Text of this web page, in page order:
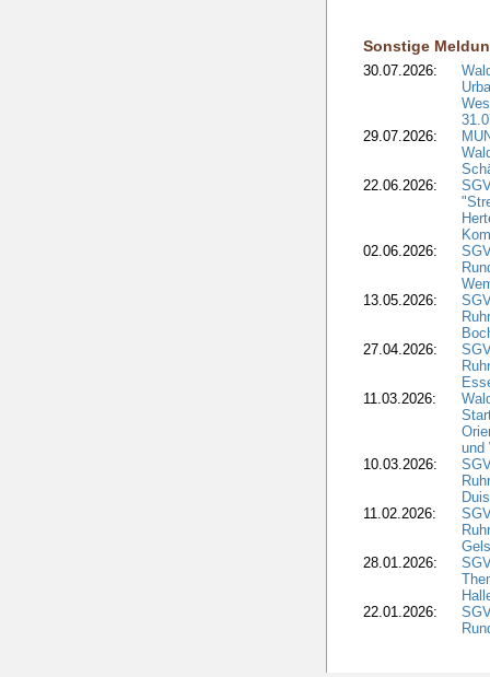
Sonstige
30.07.2026:
29.07.2026:
22.06.2026:
02.06.2026:
13.05.2026:
27.04.2026:
11.03.2026:
und
10.03.2026:
11.02.2026:
28.01.2026:
22.01.2026: